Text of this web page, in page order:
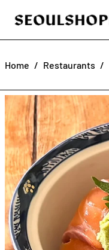
Home / Restaurants /